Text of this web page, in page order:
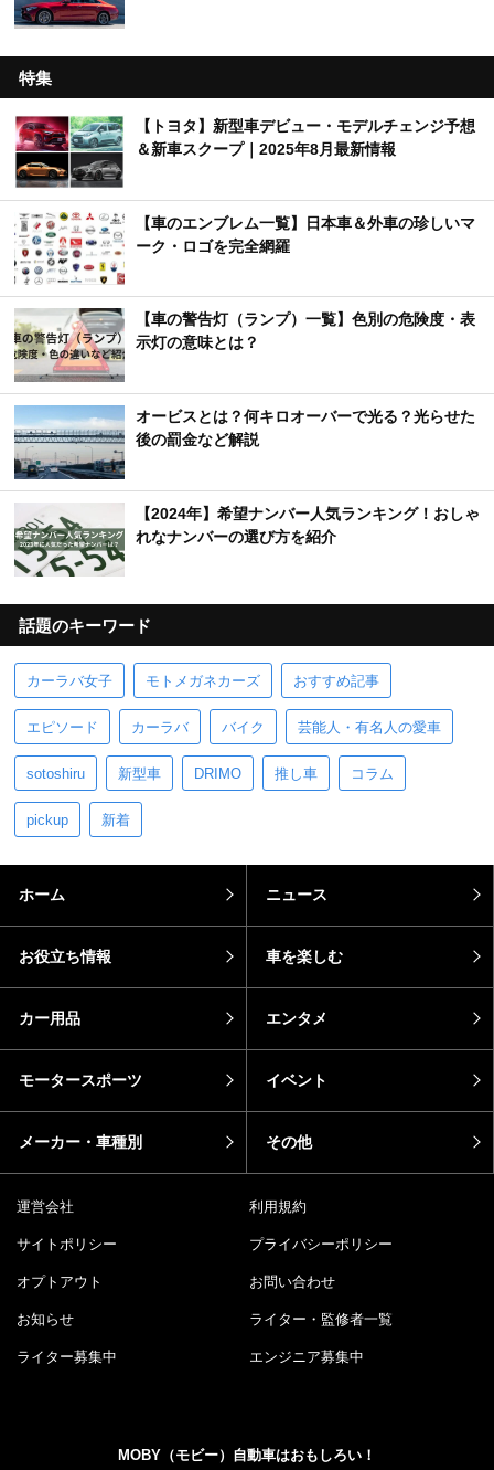
特集
【トヨタ】新型車デビュー・モデルチェンジ予想
＆新車スクープ｜2025年8月最新情報
【車のエンブレム一覧】日本車＆外車の珍しいマ
ーク・ロゴを完全網羅
【車の警告灯（ランプ）一覧】色別の危険度・表
示灯の意味とは？
オービスとは？何キロオーバーで光る？光らせた
後の罰金など解説
【2024年】希望ナンバー人気ランキング！おしゃ
れなナンバーの選び方を紹介
話題のキーワード
カーラバ女子 モトメガネカーズ おすすめ記事
エピソード カーラバ バイク 芸能人・有名人の愛車
sotoshiru 新型車 DRIMO 推し車 コラム
pickup 新着
ホーム ニュース
お役立ち情報 車を楽しむ
カー用品 エンタメ
モータースポーツ イベント
メーカー・車種別 その他
運営会社 利用規約
サイトポリシー プライバシーポリシー
オプトアウト お問い合わせ
お知らせ ライター・監修者一覧
ライター募集中 エンジニア募集中
MOBY（モビー）自動車はおもしろい！